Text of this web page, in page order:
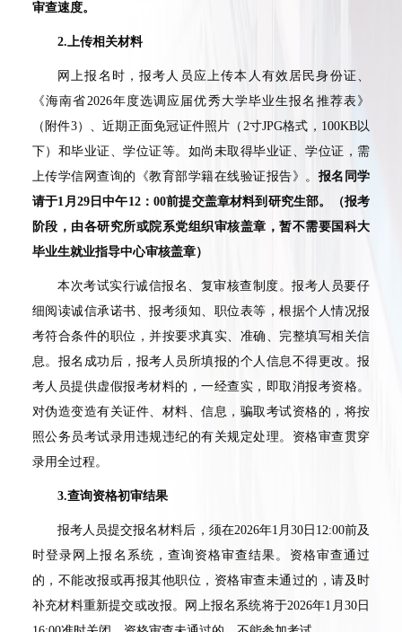
审查速度。
2.上传相关材料
网上报名时，报考人员应上传本人有效居民身份证、
《海南省2026年度选调应届优秀大学毕业生报名推荐表》
（附件3）、近期正面免冠证件照片（2寸JPG格式，100KB以
下）和毕业证、学位证等。如尚未取得毕业证、学位证，需
上传学信网查询的《教育部学籍在线验证报告》。 报名同学
请于1 月 29日中午12： 00前提交盖章材料到研究生部。（报考
阶段，由各研究所或院系党组织审核盖章，暂不需要国科大
毕业生就业指导中心审核盖章）
本次考试实行诚信报名、复审核查制度。报考人员要仔
细阅读诚信承诺书、报考须知、职位表等，根据个人情况报
考符合条件的职位，并按要求真实、准确、完整填写相关信
息。报名成功后，报考人员所填报的个人信息不得更改。报
考人员提供虚假报考材料的，一经查实，即取消报考资格。
对伪造变造有关证件、材料、信息，骗取考试资格的，将按
照公务员考试录用违规违纪的有关规定处理。资格审查贯穿
录用全过程。
3.查询资格初审结果
报考人员提交报名材料后，须在2026年1月30日12:00前及
时登录网上报名系统，查询资格审查结果。资格审查通过
的，不能改报或再报其他职位，资格审查未通过的，请及时
补充材料重新提交或改报。网上报名系统将于2026年1月30日